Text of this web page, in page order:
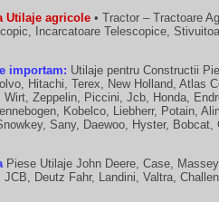
Utilaje agricole • Tractor – Tractoare
Incarcatoare Telescopice,
importam: Utilaje pentru Constructii
Hitachi, Terex, New Holland, Atlas
Wirt, Zeppelin, Piccini, Jcb, Honda,
Kobelco, Liebherr, Potain,
Sany, Daewoo, Hyster, Bobcat,
Piese Utilaje John Deere, Case,
Deutz Fahr, Landini, Valtra,